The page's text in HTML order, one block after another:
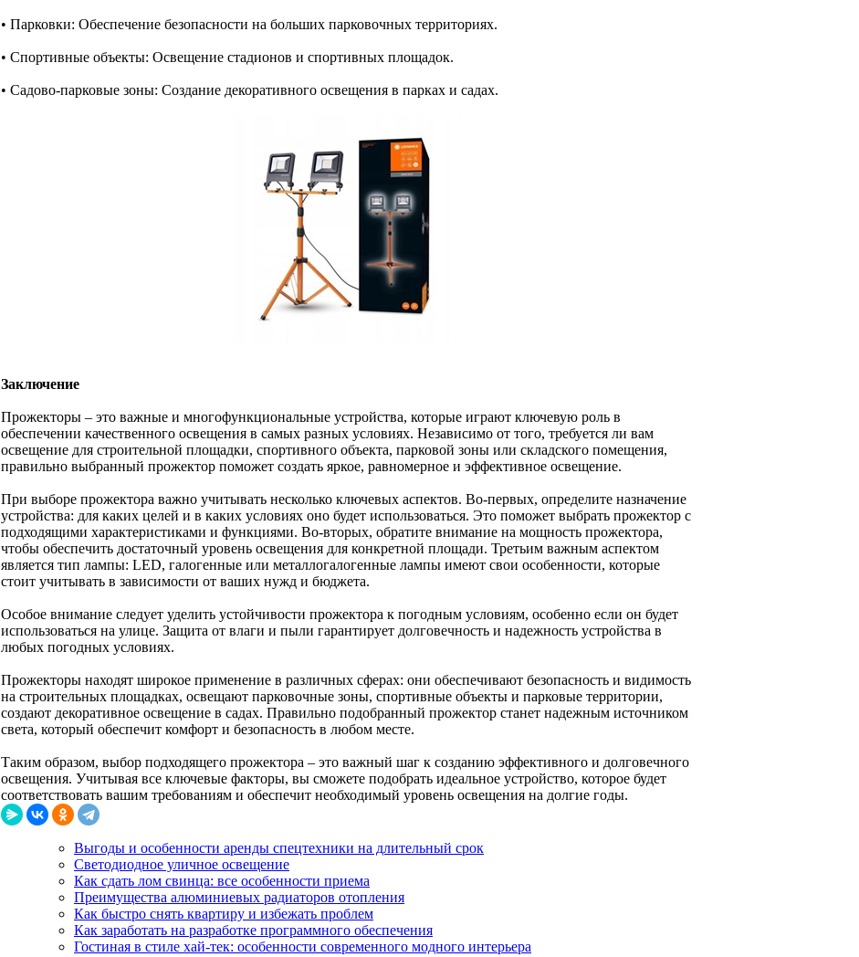
• Парковки: Обеспечение безопасности на больших парковочных территориях.
• Спортивные объекты: Освещение стадионов и спортивных площадок.
• Садово-парковые зоны: Создание декоративного освещения в парках и садах.
Заключение
Прожекторы – это важные и многофункциональные устройства, которые играют ключевую роль в
обеспечении качественного освещения в самых разных условиях. Независимо от того, требуется ли вам
освещение для строительной площадки, спортивного объекта, парковой зоны или складского помещения,
правильно выбранный прожектор поможет создать яркое, равномерное и эффективное освещение.
При выборе прожектора важно учитывать несколько ключевых аспектов. Во-первых, определите назначение
устройства: для каких целей и в каких условиях оно будет использоваться. Это поможет выбрать прожектор с
подходящими характеристиками и функциями. Во-вторых, обратите внимание на мощность прожектора,
чтобы обеспечить достаточный уровень освещения для конкретной площади. Третьим важным аспектом
является тип лампы: LED, галогенные или металлогалогенные лампы имеют свои особенности, которые
стоит учитывать в зависимости от ваших нужд и бюджета.
Особое внимание следует уделить устойчивости прожектора к погодным условиям, особенно если он будет
использоваться на улице. Защита от влаги и пыли гарантирует долговечность и надежность устройства в
любых погодных условиях.
Прожекторы находят широкое применение в различных сферах: они обеспечивают безопасность и видимость
на строительных площадках, освещают парковочные зоны, спортивные объекты и парковые территории,
создают декоративное освещение в садах. Правильно подобранный прожектор станет надежным источником
света, который обеспечит комфорт и безопасность в любом месте.
Таким образом, выбор подходящего прожектора – это важный шаг к созданию эффективного и долговечного
освещения. Учитывая все ключевые факторы, вы сможете подобрать идеальное устройство, которое будет
соответствовать вашим требованиям и обеспечит необходимый уровень освещения на долгие годы.
Выгоды и особенности аренды спецтехники на длительный срок
Светодиодное уличное освещение
Как сдать лом свинца: все особенности приема
Преимущества алюминиевых радиаторов отопления
Как быстро снять квартиру и избежать проблем
Как заработать на разработке программного обеспечения
Гостиная в стиле хай-тек: особенности современного модного интерьера